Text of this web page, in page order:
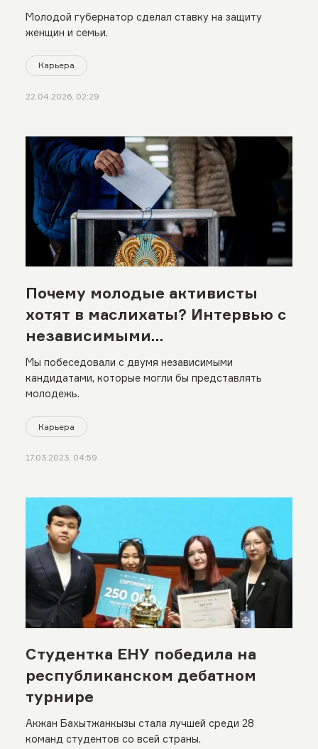
Молодой губернатор сделал ставку на защиту
женщин и семьи.
Карьера
22.04.2026, 02:29
Почему молодые активисты
хотят в маслихаты? Интервью с
независимыми
самовыдвиженцами
Мы побеседовали с двумя независимыми
кандидатами, которые могли бы представлять
молодежь.
Карьера
17.03.2023, 04:59
Студентка ЕНУ победила на
республиканском дебатном
турнире
Акжан Бахытжанкызы стала лучшей среди 28
команд студентов со всей страны.